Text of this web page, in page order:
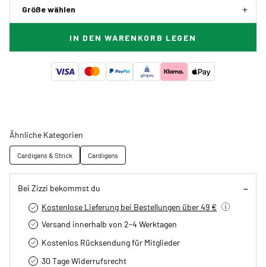
Größe wählen
IN DEN WARENKORB LEGEN
Ähnliche Kategorien
Cardigans & Strick Cardigans
Bei Zizzi bekommst du
Kostenlose Lieferung bei Bestellungen über 49 €
Versand innerhalb von 2-4 Werktagen
Kostenlos Rücksendung für Mitglieder
30 Tage Widerrufsrecht